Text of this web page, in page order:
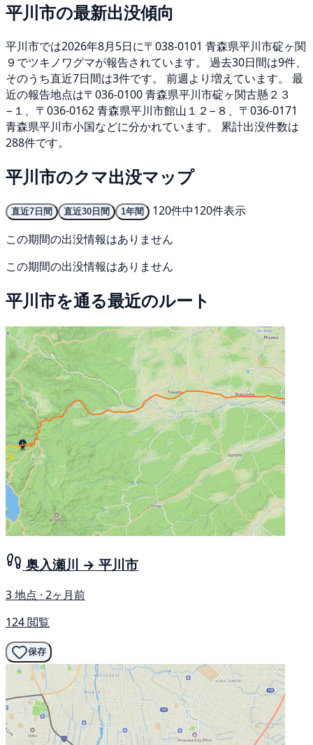
平川市の最新出没傾向
平川市では2026年8月5日に〒038-0101 青森県平川市碇ヶ関
９でツキノワグマが報告されています。 過去30日間は9件、
そのうち直近7日間は3件です。 前週より増えています。 最
近の報告地点は〒036-0100 青森県平川市碇ヶ関古懸２３
−１、〒036-0162 青森県平川市館山１２−８、〒036-0171
青森県平川市小国などに分かれています。 累計出没件数は
288件です。
平川市のクマ出没マップ
直近7日間 直近30日間 1年間
120件中120件表示
この期間の出没情報はありません
この期間の出没情報はありません
平川市を通る最近のルート
奥入瀬川 → 平川市
3 地点 · 2ヶ月前
124 閲覧
保存